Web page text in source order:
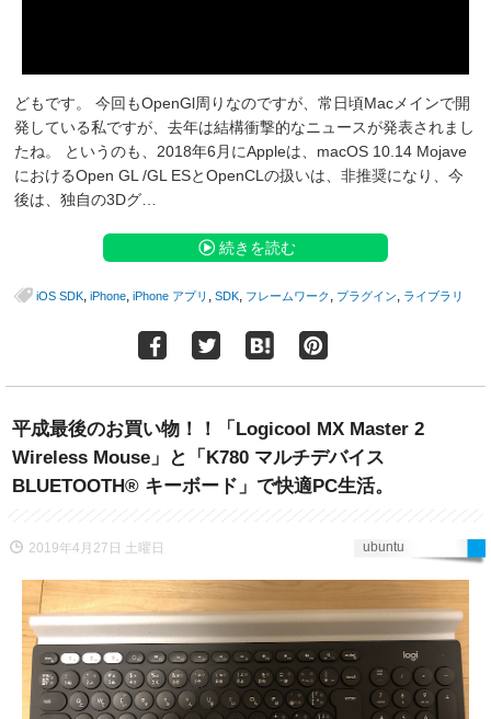
どもです。 今回もOpenGl周りなのですが、常日頃Macメインで開
発している私ですが、去年は結構衝撃的なニュースが発表されまし
たね。 というのも、2018年6月にAppleは、macOS 10.14 Mojave
におけるOpen GL /GL ESとOpenCLの扱いは、非推奨になり、今
後は、独自の3Dグ…
続きを読む
iOS SDK, iPhone, iPhone アプリ , SDK, フレームワーク , プラグイン, ライブラリ
平成最後のお買い物！！「Logicool MX Master 2
Wireless Mouse」と「K780 マルチデバイス
BLUETOOTH® キーボード」で快適PC生活。
ubuntu
2019年4月27日 土曜日